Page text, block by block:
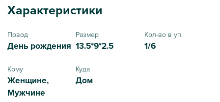
Характеристики
Повод
День рождения
Размер
13.5*9*2.5
Кол-во в уп.
1/6
Кому
Женщине,
Мужчине
Куда
Дом